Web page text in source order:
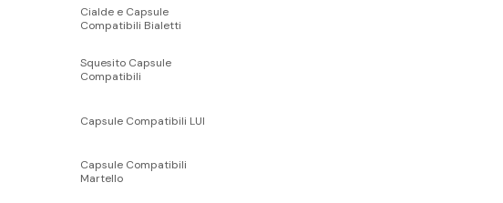
Cialde e Capsule
Compatibili Bialetti
Squesito Capsule
Compatibili
Capsule Compatibili LUI
Capsule Compatibili
Martello